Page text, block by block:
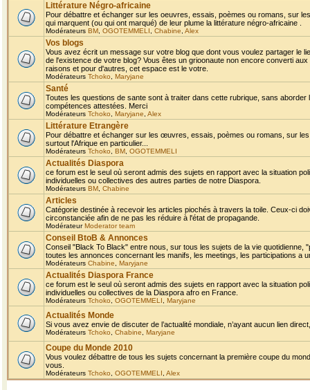
Littérature Négro-africaine
Pour débattre et échanger sur les oeuvres, essais, poèmes ou romans, sur
qui marquent (ou qui ont marqué) de leur plume la littérature négro-africaine .
Modérateurs BM OGOTEMMELI Chabine Alex
Vos blogs
Vous avez écrit un message sur votre blog que dont vous voulez partager le
de l'existence de votre blog? Vous êtes un grioonaute non encore converti
raisons et pour d'autres, cet espace est le votre.
Modérateurs Tchoko Maryjane
Santé
Toutes les questions de sante sont à traiter dans cette rubrique, sans
compétences attestées. Merci
Modérateurs Tchoko Maryjane Alex
Littérature Etrangère
Pour débattre et échanger sur les œuvres, essais, poèmes ou romans, sur
surtout l'Afrique en particulier...
Modérateurs Tchoko BM OGOTEMMELI
Actualités Diaspora
ce forum est le seul où seront admis des sujets en rapport avec la situation
individuelles ou collectives des autres parties de notre Diaspora.
Modérateurs BM Chabine
Articles
Catégorie destinée à recevoir les articles piochés à travers la toile. Ceux-ci
circonstanciée afin de ne pas les réduire à l'état de propagande.
ModérateurModerator team
Conseil BtoB & Annonces
Conseil "Black To Black" entre nous, sur tous les sujets de la vie
toutes les annonces concernant les manifs, les meetings, les participations a
Modérateurs Chabine Maryjane
Actualités Diaspora France
ce forum est le seul où seront admis des sujets en rapport avec la situation
individuelles ou collectives de la Diaspora afro en France.
Modérateurs Tchoko OGOTEMMELI Maryjane
Actualités Monde
Si vous avez envie de discuter de l’actualité mondiale, n’ayant aucun lien
Modérateurs Tchoko Chabine Maryjane
Coupe du Monde 2010
Vous voulez débattre de tous les sujets concernant la première coupe du
vous.
Modérateurs Tchoko OGOTEMMELI Alex